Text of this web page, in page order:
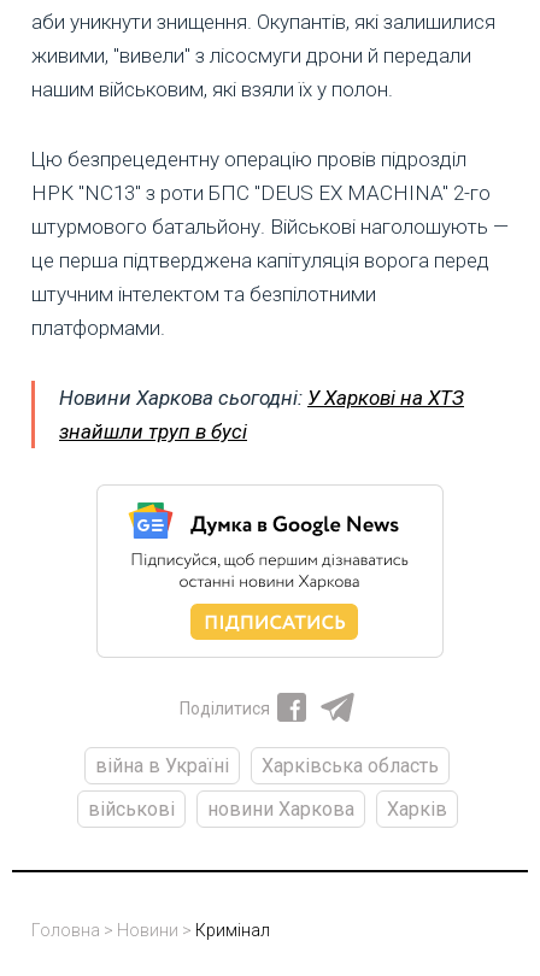
аби уникнути знищення. Окупантів, які залишилися
живими, "вивели" з лісосмуги дрони й передали
нашим військовим, які взяли їх у полон.
Цю безпрецедентну операцію провів підрозділ
НРК "NC13" з роти БПС "DEUS EX MACHINA" 2-го
штурмового батальйону. Військові наголошують —
це перша підтверджена капітуляція ворога перед
штучним інтелектом та безпілотними
платформами.
Новини Харкова сьогодні: У Харкові на ХТЗ
знайшли труп в бусі
Поділитися
війна в Україні
Харківська область
військові
новини Харкова Харків
Головна > Новини > Кримінал